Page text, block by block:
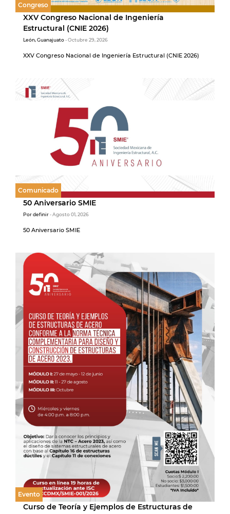
Congreso
XXV Congreso Nacional de Ingeniería
Estructural (CNIE 2026)
León, Guanajuato- Octubre 29, 2026
XXV Congreso Nacional de Ingeniería Estructural (CNIE 2026)
Comunicado
50 Aniversario SMIE
Por definir- Agosto 01, 2026
50 Aniversario SMIE
Evento
Curso de Teoría y Ejemplos de Estructuras de